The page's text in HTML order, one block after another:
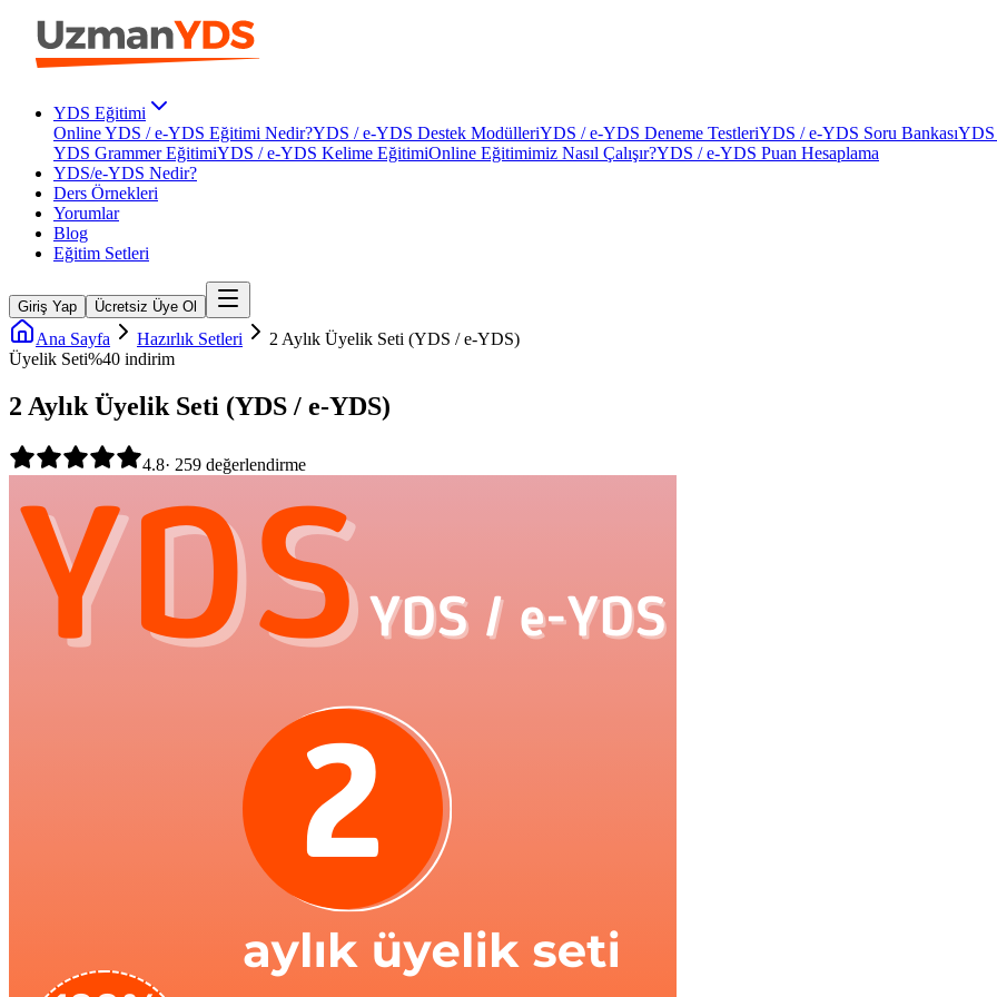
YDS Eğitimi
Online YDS / e-YDS Eğitimi Nedir?YDS / e-YDS Destek ModülleriYDS / e-YDS Deneme TestleriYDS / e-YDS Soru BankasıYDS
YDS Grammer EğitimiYDS / e-YDS Kelime EğitimiOnline Eğitimimiz Nasıl Çalışır?YDS / e-YDS Puan Hesaplama
YDS/e-YDS Nedir?
Ders Örnekleri
Yorumlar
Blog
Eğitim Setleri
Giriş Yap Ücretsiz Üye Ol
Ana Sayfa Hazırlık Setleri
2 Aylık Üyelik Seti (YDS / e-YDS)
Üyelik Seti%40 indirim
2 Aylık Üyelik Seti (YDS / e-YDS)
4.8· 259 değerlendirme